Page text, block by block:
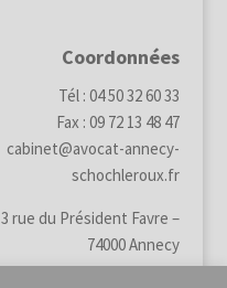
Coordonnées
Tél : 04 50 32 60 33
Fax : 09 72 13 48 47
cabinet@avocat-annecy-
schochleroux.fr
3 rue du Président Favre –
74000 Annecy